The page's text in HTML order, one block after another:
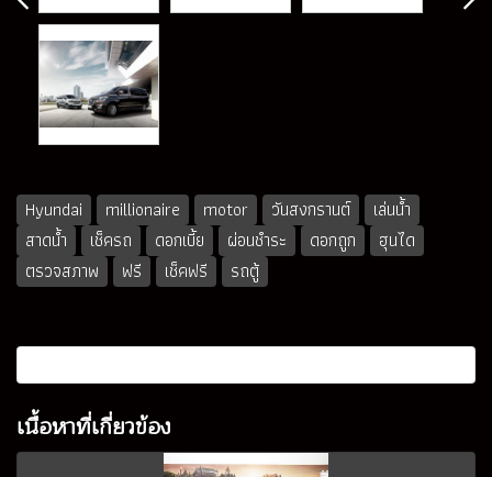
Hyundai millionaire motor วันสงกรานต์
เล่นน้ำ
สาดน้ำ
เช็ครถ ดอกเบี้ย ผ่อนชำระ ดอกถูก
ฮุนได
ตรวจสภาพ
ฟรี เช็คฟรี รถตู้
เนื้อหาที่เกี่ยวข้อง